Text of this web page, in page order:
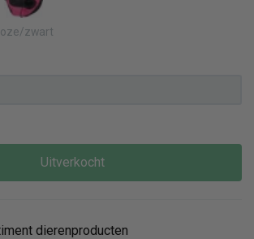
zwart
Uitverkocht
dierenproducten